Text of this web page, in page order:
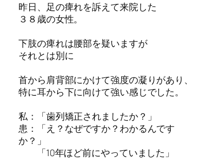
昨日、足の痺れを訴えて来院した
３８歳の女性。
下肢の痺れは腰部を疑いますが
それとは別に
首から肩背部にかけて強度の凝りがあり、
特に耳から下に向けて強い感じでした。
私：「歯列矯正されましたか？」
患：「え？なぜですか？わかるんです
か？」
「10年ほど前にやっていました」